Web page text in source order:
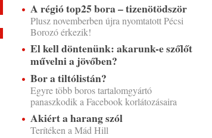
A régió top25 bora – tizenötödször
Plusz novemberben újra nyomtatott Pécsi
Borozó érkezik!
El kell döntenünk: akarunk-e szőlőt
művelni a jövőben?
Bor a tiltólistán?
Egyre több boros tartalomgyártó
panaszkodik a Facebook korlátozásaira
Akiért a harang szól
Terítéken a Mád Hill